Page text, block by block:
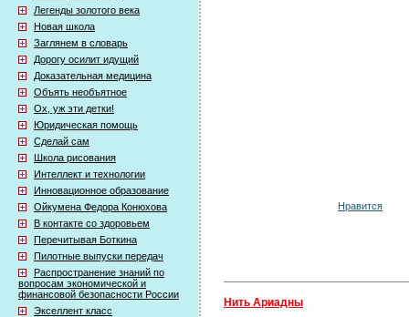
Легенды золотого века
Новая школа
Заглянем в словарь
Дорогу осилит идущий
Доказательная медицина
Объять необъятное
Ох, уж эти детки!
Юридическая помощь
Сделай сам
Школа рисования
Интеллект и технологии
Инновационное образование
Ойкумена Федора Конюхова
В контакте со здоровьем
Перечитывая Боткина
Пилотные выпуски передач
Распространение знаний по
вопросам экономической и
финансовой безопасности России
Экселлент класс
Нравится
Нить Ариадны